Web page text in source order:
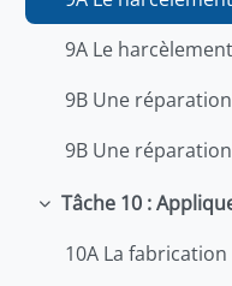
Replier